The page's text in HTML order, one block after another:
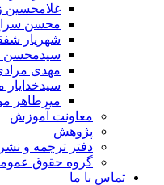
غلامحسین
محسن
شهریار
سیدمحسن
مهدی
میرطاهر
معاونت آموزش
پژوهش
دفتر ترجمه و نشر
گروه حقوق
تماس با ما